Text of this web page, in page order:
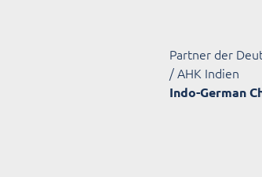
Partner der
/ AHK Indien
Indo-German